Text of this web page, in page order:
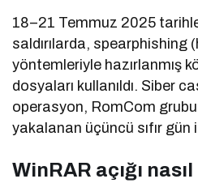
18–21 Temmuz 2025
saldırılarda, spearphishing
yöntemleriyle hazırlanmış
dosyaları kullanıldı. Siber
operasyon, RomCom
yakalanan üçüncü sıfır gün
WinRAR açığı